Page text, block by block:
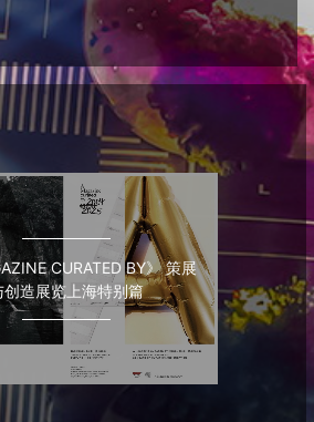
CURATED BY》 策展
创造展览上海特别篇